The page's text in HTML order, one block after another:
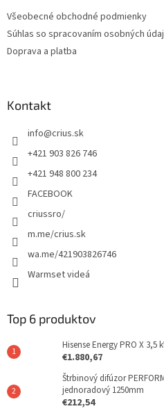
Všeobecné obchodné podmienky
Súhlas so spracovaním osobných
Doprava a platba
Kontakt
info@crius.sk
+421 903 826 746
+421 948 800 234
FACEBOOK
criussro/
m.me/crius.sk
wa.me/421903826746
Warmset videá
Top 6 produktov
Hisense Energy PRO X 3,5
€1.880,67
Štrbinový difúzor
jednoradový 1250mm
€212,54